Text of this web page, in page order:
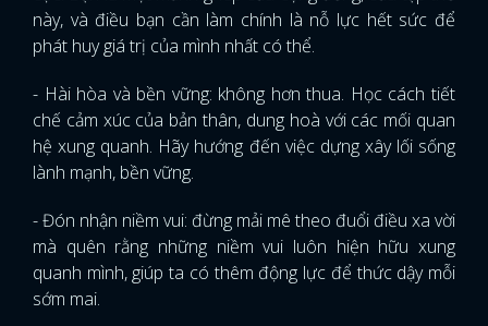
này, và điều bạn cần làm chính là nỗ lực hết sức để
phát huy giá trị của mình nhất có thể.
- Hài hòa và bền vững: không hơn thua. Học cách tiết
chế cảm xúc của bản thân, dung hoà với các mối quan
hệ xung quanh. Hãy hướng đến việc dựng xây lối sống
lành mạnh, bền vững.
- Đón nhận niềm vui: đừng mải mê theo đuổi điều xa vời
mà quên rằng những niềm vui luôn hiện hữu xung
quanh mình, giúp ta có thêm động lực để thức dậy mỗi
sớm mai.